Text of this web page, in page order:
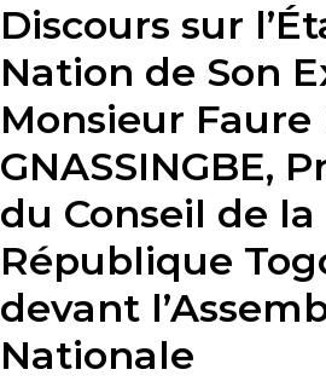
Discours sur
Nation de Son
Monsieur Faure
GNASSINGBE,
du Conseil de la
République
devant
Nationale